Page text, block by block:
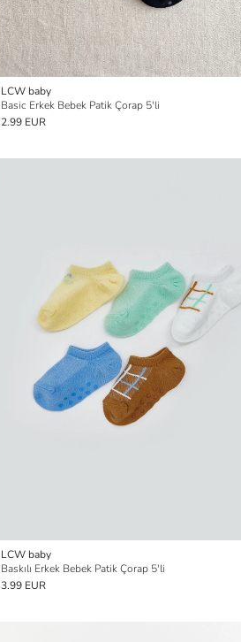
LCW baby
Basic Erkek Bebek Patik Çorap 5'li
2.99 EUR
LCW baby
Baskılı Erkek Bebek Patik Çorap 5'li
3.99 EUR